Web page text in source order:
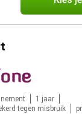
1 jaar
tegen misbruik